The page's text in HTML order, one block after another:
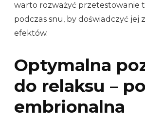
warto rozważyć przetestowanie
podczas snu, by doświadczyć jej
efektów.
Optymalna
do relaksu –
embrionalna